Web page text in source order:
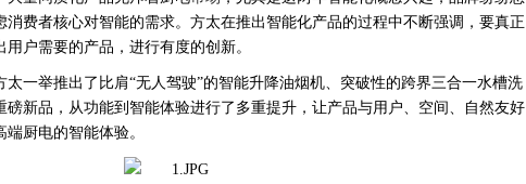
费者核心对智能的需求。方太在推出智能化产品的过程中不断强调，要真正
户需要的产品，进行有度的创新。
太一举推出了比肩“无人驾驶”的智能升降油烟机、突破性的跨界三合一水槽洗
新品，从功能到智能体验进行了多重提升，让产品与用户、空间、自然友好
厨电的智能体验。